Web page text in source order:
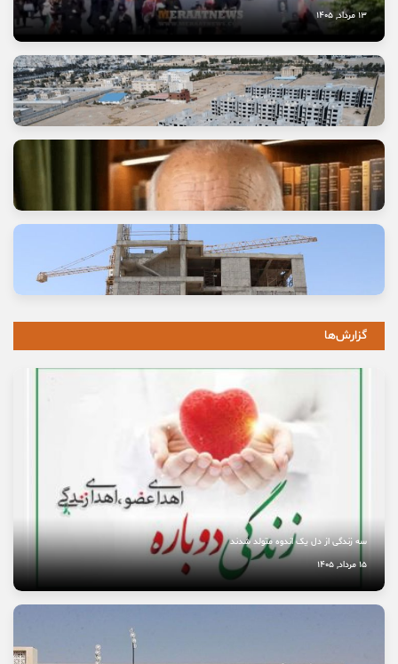
13 مرداد, 1405
وعده خانه‌ای که برای خانواده‌ها گران تمام شد
11 مرداد, 1405
نخستین بیمارستان چشم‌پزشکی سمنان در مسیر بهره‌برداری
گزارش‌ها
سه زندگی از دل یک اندوه متولد شدند
15 مرداد, 1405